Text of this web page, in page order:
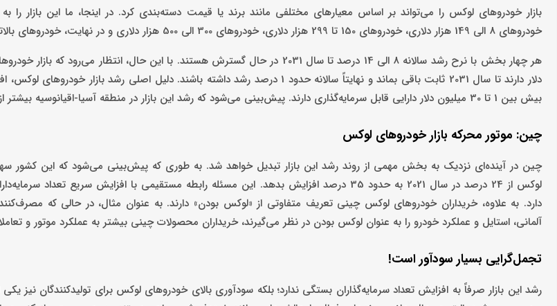
بازار خودروهای لوکس را می‌تواند بر اساس معیارهای مختلفی مانند برند یا قیمت دسته‌بندی کرد. در اینجا، ما این بازار را
خودروهای 8 الی 149 هزار دلاری، خودروهای 150 تا 299 هزار دلاری، خودروهای 300 الی 500 هزار دلاری و در نهایت، خودروهای بالاتر از 500 هزار دلار.
دلار دارند تا سال 2031 ثابت باقی بماند و نهایتاً سالانه حدود 1 درصد رشد داشته باشند. دلیل اصلی رشد
بیش بین 1 تا 30 میلیون دلار دارایی قابل سرمایه‌گذاری دارند. پیش‌بینی می‌شود که رشد این بازار در منطقه آسیا-اقیانوسیه بیشتر از سایر نقاط جهان باشد.
چین: موتور محرکه بازار خودروهای لوکس
چین در آینده‌ای نزدیک به بخش مهمی از روند رشد این بازار تبدیل خواهد شد. به طوری که پیش‌بینی می‌شود که این کشور سهم
لوکس از 24 درصد در سال 2021 به حدود 35 درصد افزایش بدهد. این مسئله رابطه مستقیمی با افزایش سریع تعداد
دارد. به علاوه، خریداران خودروهای لوکس چینی تعریف متفاوتی از «لوکس بودن» دارند. به عنوان مثال، در حالی که
آلمانی، استایل و عملکرد خودرو را به عنوان لوکس بودن در نظر می‌گیرند، خریداران محصولات چینی بیشتر به عملکرد موتور و
تجمل‌گرایی بسیار سودآور است!
رشد این بازار صرفاً به افزایش تعداد سرمایه‌گذاران بستگی ندارد؛ بلکه سودآوری بالای خودروهای لوکس برای تولیدکنندگان نیز